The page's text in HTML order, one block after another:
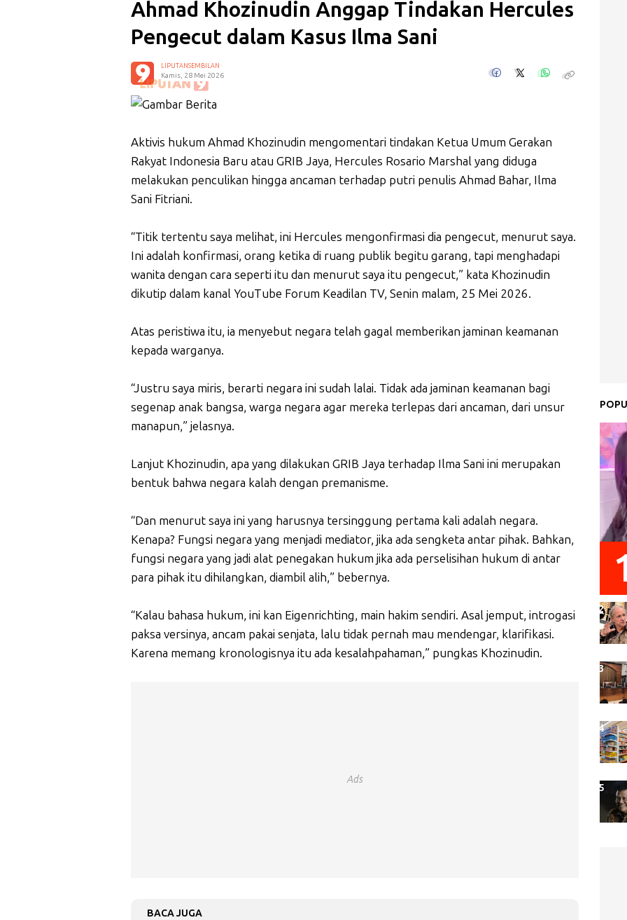
Ahmad Khozinudin Anggap Tindakan Hercules
Pengecut dalam Kasus Ilma Sani
LIPUTANSEMBILAN
Kamis, 28 Mei 2026
Aktivis hukum Ahmad Khozinudin mengomentari tindakan Ketua Umum Gerakan
Rakyat Indonesia Baru atau GRIB Jaya, Hercules Rosario Marshal yang diduga
melakukan penculikan hingga ancaman terhadap putri penulis Ahmad Bahar, Ilma
Sani Fitriani.
“Titik tertentu saya melihat, ini Hercules mengonfirmasi dia pengecut, menurut saya.
Ini adalah konfirmasi, orang ketika di ruang publik begitu garang, tapi menghadapi
wanita dengan cara seperti itu dan menurut saya itu pengecut,” kata Khozinudin
dikutip dalam kanal YouTube Forum Keadilan TV, Senin malam, 25 Mei 2026.
Atas peristiwa itu, ia menyebut negara telah gagal memberikan jaminan keamanan
kepada warganya.
“Justru saya miris, berarti negara ini sudah lalai. Tidak ada jaminan keamanan bagi
segenap anak bangsa, warga negara agar mereka terlepas dari ancaman, dari unsur
manapun,” jelasnya.
Lanjut Khozinudin, apa yang dilakukan GRIB Jaya terhadap Ilma Sani ini merupakan
bentuk bahwa negara kalah dengan premanisme.
“Dan menurut saya ini yang harusnya tersinggung pertama kali adalah negara.
Kenapa? Fungsi negara yang menjadi mediator, jika ada sengketa antar pihak. Bahkan,
fungsi negara yang jadi alat penegakan hukum jika ada perselisihan hukum di antar
para pihak itu dihilangkan, diambil alih,” bebernya.
“Kalau bahasa hukum, ini kan Eigenrichting, main hakim sendiri. Asal jemput, introgasi
paksa versinya, ancam pakai senjata, lalu tidak pernah mau mendengar, klarifikasi.
Karena memang kronologisnya itu ada kesalahpahaman,” pungkas Khozinudin.
Ads
BACA JUGA